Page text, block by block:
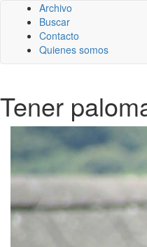
Archivo
Buscar
Contacto
Quienes somos
Tener